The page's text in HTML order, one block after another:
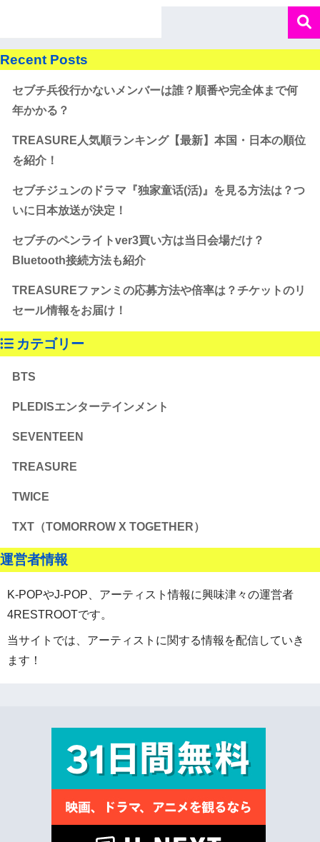
Recent Posts
セブチ兵役行かないメンバーは誰？順番や完全体まで何
年かかる？
TREASURE人気順ランキング【最新】本国・日本の順位
を紹介！
セブチジュンのドラマ『独家童话(活)』を見る方法は？つ
いに日本放送が決定！
セブチのペンライトver3買い方は当日会場だけ？
Bluetooth接続方法も紹介
TREASUREファンミの応募方法や倍率は？チケットのリ
セール情報をお届け！
カテゴリー
BTS
PLEDISエンターテインメント
SEVENTEEN
TREASURE
TWICE
TXT（TOMORROW X TOGETHER）
運営者情報
K-POPやJ-POP、アーティスト情報に興味津々の運営者
4RESTROOTです。
当サイトでは、アーティストに関する情報を配信していき
ます！